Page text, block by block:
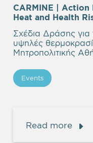
CARMINE | Action
Heat and Health
Σχέδια Δράσης για
υψηλές
Μητροπολιτικής
Events
Read more